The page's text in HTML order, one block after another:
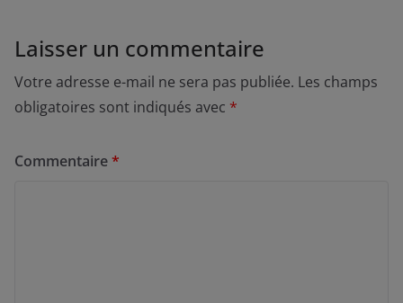
Laisser un commentaire
Votre adresse e-mail ne sera pas publiée. Les champs
obligatoires sont indiqués avec *
Commentaire*